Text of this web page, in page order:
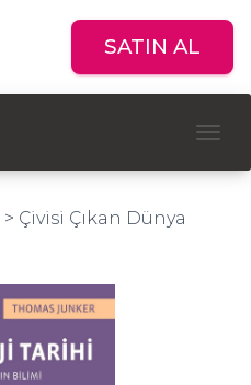
SATIN AL
> Çivisi Çıkan Dünya